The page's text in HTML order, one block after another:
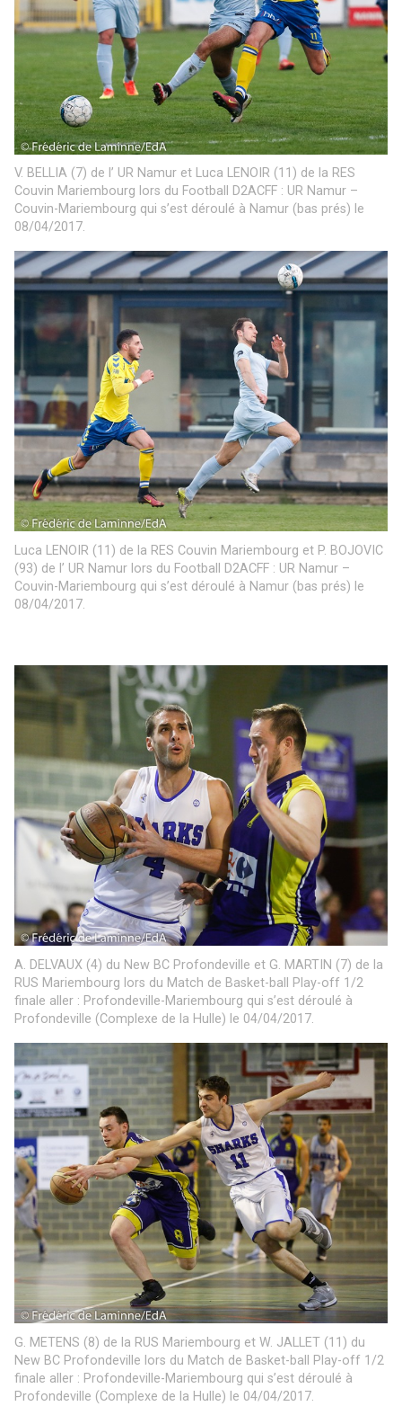
V. BELLIA (7) de l’ UR Namur et Luca LENOIR (11) de la RES
Couvin Mariembourg lors du Football D2ACFF : UR Namur –
Couvin-Mariembourg qui s’est déroulé à Namur (bas prés) le
08/04/2017.
Luca LENOIR (11) de la RES Couvin Mariembourg et P. BOJOVIC
(93) de l’ UR Namur lors du Football D2ACFF : UR Namur –
Couvin-Mariembourg qui s’est déroulé à Namur (bas prés) le
08/04/2017.
A. DELVAUX (4) du New BC Profondeville et G. MARTIN (7) de la
RUS Mariembourg lors du Match de Basket-ball Play-off 1/2
finale aller : Profondeville-Mariembourg qui s’est déroulé à
Profondeville (Complexe de la Hulle) le 04/04/2017.
G. METENS (8) de la RUS Mariembourg et W. JALLET (11) du
New BC Profondeville lors du Match de Basket-ball Play-off 1/2
finale aller : Profondeville-Mariembourg qui s’est déroulé à
Profondeville (Complexe de la Hulle) le 04/04/2017.